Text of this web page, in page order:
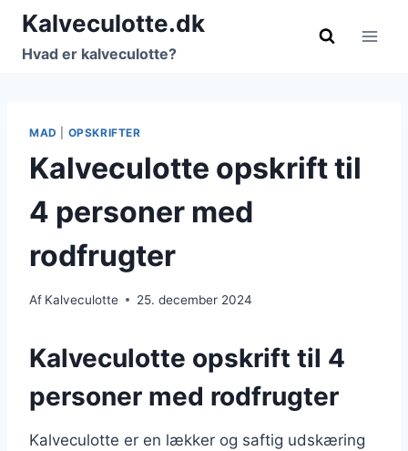
Fortsæt
indhold
Kalveculotte.dk
Hvad er kalveculotte?
MAD OPSKRIFTER
Kalveculotte opskrift til
4 personer med
rodfrugter
Af Kalveculotte 25. december 2024
Kalveculotte opskrift til 4
personer med rodfrugter
Kalveculotte er en lækker og saftig udskæring